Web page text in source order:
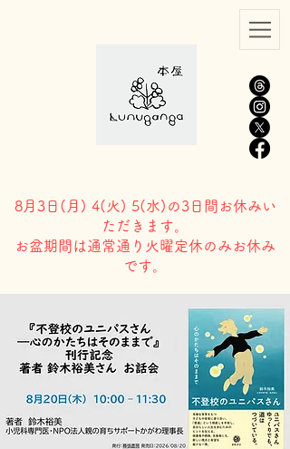
8月3日( 月) 4(火) 5(水)の3日間お休みい
ただきます。
​お盆期間は通常通り火曜定休のみお休み
です。